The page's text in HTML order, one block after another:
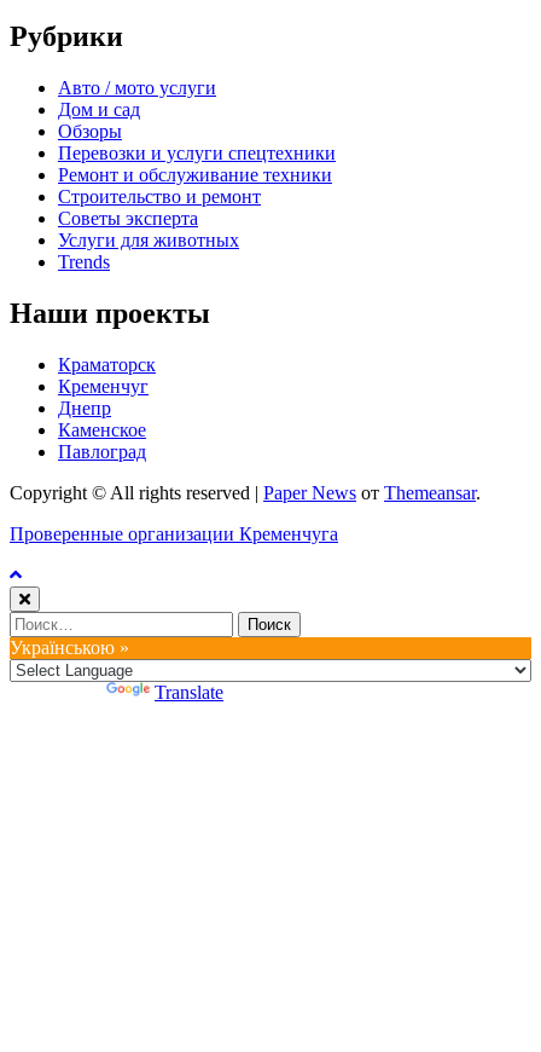
Рубрики
Авто / мото услуги
Дом и сад
Обзоры
Перевозки и услуги спецтехники
Ремонт и обслуживание техники
Строительство и ремонт
Советы эксперта
Услуги для животных
Trends
Наши проекты
Краматорск
Кременчуг
Днепр
Каменское
Павлоград
Copyright © All rights reserved | Paper News от Themeansar.
Проверенные организации Кременчуга
Найти:
Українською »
Translate